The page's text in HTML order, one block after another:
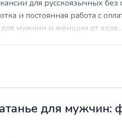
для русскоязычных без
и постоянная работа с
мужчин и женщин от хозя...
для мужчин: